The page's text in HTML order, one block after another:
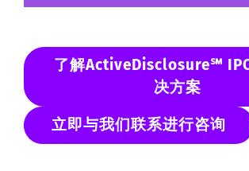
了解ActiveDisclosure℠
决方案
立即与我们联系进行咨询